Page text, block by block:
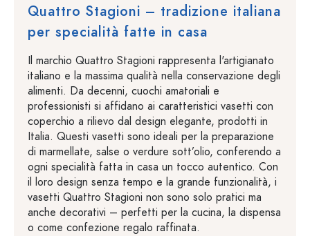
Quattro Stagioni – tradizione italiana
per specialità fatte in casa
Il marchio Quattro Stagioni rappresenta l'artigianato
italiano e la massima qualità nella conservazione degli
alimenti. Da decenni, cuochi amatoriali e
professionisti si affidano ai caratteristici vasetti con
coperchio a rilievo dal design elegante, prodotti in
Italia. Questi vasetti sono ideali per la preparazione
di marmellate, salse o verdure sott’olio, conferendo a
ogni specialità fatta in casa un tocco autentico. Con
il loro design senza tempo e la grande funzionalità, i
vasetti Quattro Stagioni non sono solo pratici ma
anche decorativi – perfetti per la cucina, la dispensa
o come confezione regalo raffinata.